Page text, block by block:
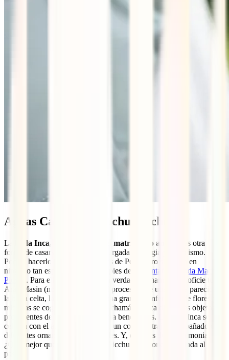
Aguas Calientes, Machu Picchu
La boda Inca, o celebración del matrimonio andino
, es otra
forma de casarse por el mundo cargada de magia y misticismo.
Podrás hacerlo en diferentes sitios de Perú, pero sin duda en
ninguno tan especial como a los pies de
la montaña sagrada Machu
Picchu . Para ella necesitarás a un verdadero chamán que oficie tu
Arac Masin (nombre original del proceso). De una forma parecida a
la boda celta, la pareja entra en una gran circunferencia de flores y,
mientras se cogen de la mano, el chamán utiliza diferentes objetos
procedentes de la pachamama para bendecirles. La boda Inca se
celebra con el atuendo folclórico, un colorido traje acompañado de
diferentes ornamentos tradicionales. Y, después de la ceremonia…
¿Qué mejor que subir al Machu Picchu para poner la guinda al
pastel?